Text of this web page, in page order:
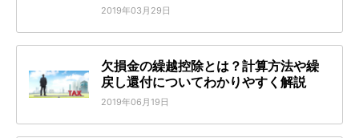
2019年03月29日
欠損金の繰越控除とは？計算方法や繰
戻し還付についてわかりやすく解説
2019年06月19日